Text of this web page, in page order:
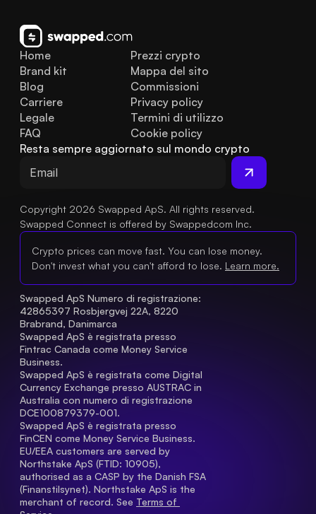
Home
Brand kit
Blog
FAQ
Legale
Carriere
Prezzi crypto
Mappa del sito
Commissioni
Privacy policy
Termini di utilizzo
Cookie policy
Resta sempre aggiornato sul mondo crypto
Copyright 2026 Swapped ApS. All rights reserved.
Swapped Connect is offered by Swappedcom Inc.
Crypto prices can move fast. You can lose money.
Don't invest what you can't afford to lose. Learn more.
Swapped ApS Numero di registrazione:
42865397 Rosbjergvej 22A, 8220
Brabrand, Danimarca
Swapped ApS è registrata presso
Fintrac Canada come Money Service
Business.
Swapped ApS è registrata come Digital
Currency Exchange presso AUSTRAC in
Australia con numero di registrazione
DCE100879379-001.
Swapped ApS è registrata presso
FinCEN come Money Service Business.
EU/EEA customers are served by
Northstake ApS (FTID: 10905),
authorised as a CASP by the Danish FSA
(Finanstilsynet). Northstake ApS is the
merchant of record. See Terms of